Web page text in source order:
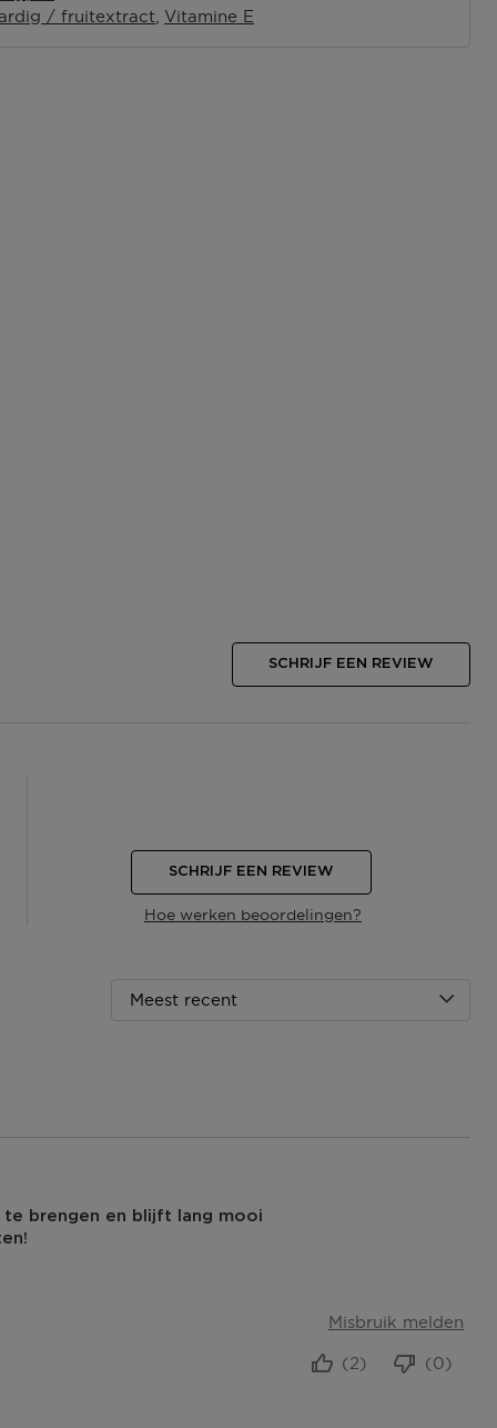
/ fruitextract Vitamine E
SCHRIJF EEN REVIEW
Hoe werken beoordelingen?
SCHRIJF EEN REVIEW
Meest recent
brengen en blijft lang mooi
Misbruik melden
(0)
(2)